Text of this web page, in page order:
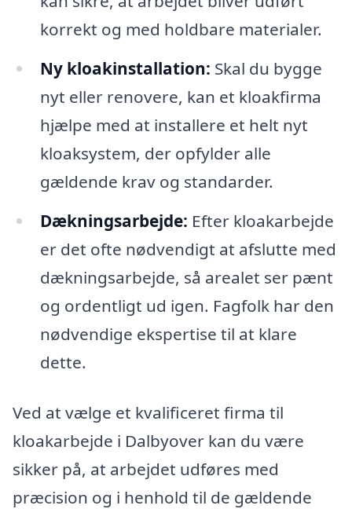
korrekt og med holdbare materialer.
Ny kloakinstallation: Skal du bygge
nyt eller renovere, kan et kloakfirma
hjælpe med at installere et helt nyt
kloaksystem, der opfylder alle
gældende krav og standarder.
Dækningsarbejde: Efter kloakarbejde
er det ofte nødvendigt at afslutte med
dækningsarbejde, så arealet ser pænt
og ordentligt ud igen. Fagfolk har den
nødvendige ekspertise til at klare
dette.
Ved at vælge et kvalificeret firma til
kloakarbejde i Dalbyover kan du være
sikker på, at arbejdet udføres med
præcision og i henhold til de gældende